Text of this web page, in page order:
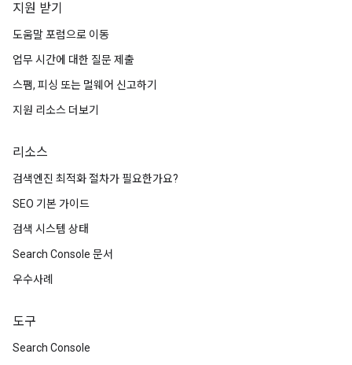
지원 받기
도움말 포럼으로 이동
업무 시간에 대한 질문 제출
스팸, 피싱 또는 멀웨어 신고하기
지원 리소스 더보기
리소스
검색엔진 최적화 절차가 필요한가요?
SEO 기본 가이드
검색 시스템 상태
Search Console 문서
우수사례
도구
Search Console